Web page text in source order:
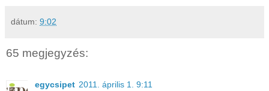
dátum: 9:02
65 megjegyzés:
egycsipet 2011. április 1. 9:11